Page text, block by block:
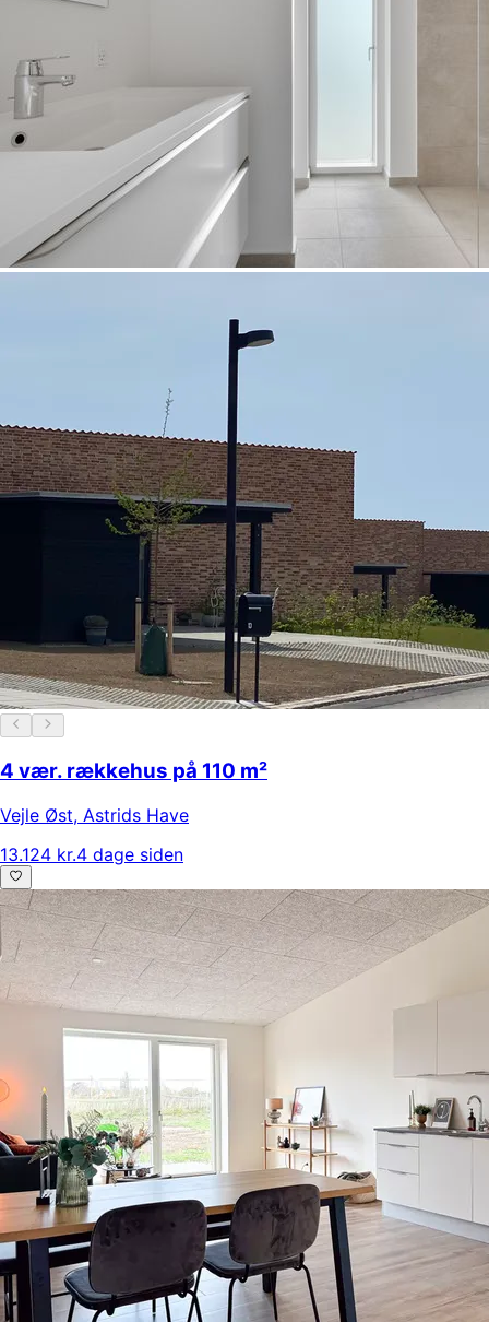
4 vær. rækkehus på 110 m²
Vejle Øst, Astrids Have
13.124 kr.4 dage siden